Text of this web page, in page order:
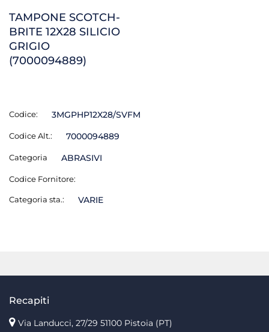
TAMPONE SCOTCH-
BRITE 12X28 SILICIO
GRIGIO
(7000094889)
Codice: 3MGPHP12X28/SVFM
Codice Alt.: 7000094889
Categoria ABRASIVI
Codice Fornitore:
Categoria sta.: VARIE
Recapiti
Via Landucci, 27/29 51100 Pistoia (PT)